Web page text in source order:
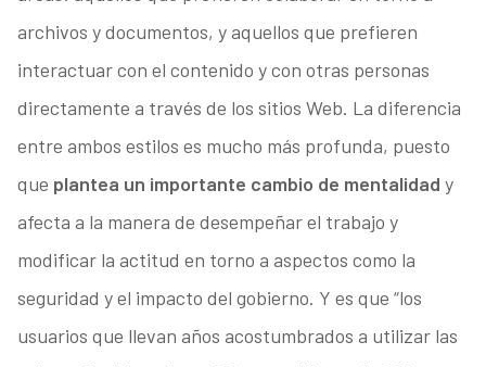
archivos y documentos, y aquellos que prefieren
interactuar con el contenido y con otras personas
directamente a través de los sitios Web. La diferencia
entre ambos estilos es mucho más profunda, puesto
que plantea un importante cambio de mentalidad y
afecta a la manera de desempeñar el trabajo y
modificar la actitud en torno a aspectos como la
seguridad y el impacto del gobierno. Y es que “los
usuarios que llevan años acostumbrados a utilizar las